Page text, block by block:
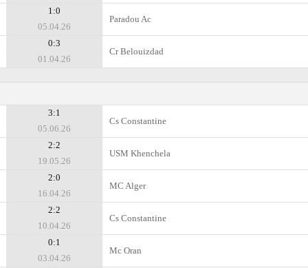
1:0
05.04.26
Paradou Ac
0:3
01.04.26
Cr Belouizdad
3:1
05.06.26
Cs Constantine
2:2
19.05.26
USM Khenchela
2:0
16.04.26
MC Alger
2:2
10.04.26
Cs Constantine
0:1
03.04.26
Mc Oran